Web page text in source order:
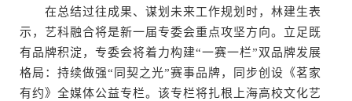
在总结过往成果、谋划未来工作规划时，林建生表
示，艺科融合将是新一届专委会重点攻坚方向。立足既
有品牌积淀，专委会将着力构建“一赛一栏”双品牌发展
格局：持续做强“同契之光”赛事品牌，同步创设《茗家
有约》全媒体公益专栏。该专栏将扎根上海高校文化艺